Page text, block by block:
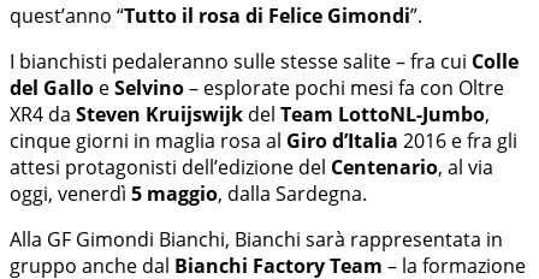
quest’anno “Tutto il rosa di Felice Gimondi”.
I bianchisti pedaleranno sulle stesse salite – fra cui Colle
del Gallo eSelvino– esplorate pochi mesi fa con Oltre
XR4 da Steven Kruijswijk del Team LottoNL-Jumbo,
cinque giorni in maglia rosa al Giro d’Italia 2016 e fra gli
attesi protagonisti dell’edizione del Centenario, al via
oggi, venerdì 5 maggio, dalla Sardegna.
Alla GF Gimondi Bianchi, Bianchi sarà rappresentata in
gruppo anche dal Bianchi Factory Team – la formazione